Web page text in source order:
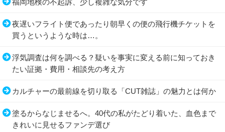
夜遅いフライト便であったり朝早くの便の飛行機チケットを
買うというような時は…。
浮気調査は何を調べる？疑いを事実に変える前に知っておき
たい証拠・費用・相談先の考え方
カルチャーの最前線を切り取る「CUT雑誌」の魅力とは何か
塗るからなじませるへ。40代の私がたどり着いた、血色まで
きれいに見せるファンデ選び